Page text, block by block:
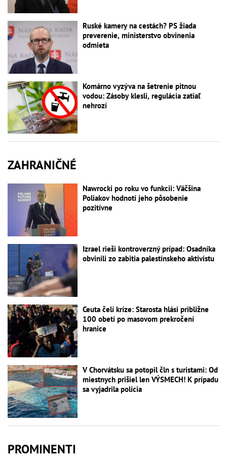
Ruské kamery na cestách? PS žiada
preverenie, ministerstvo obvinenia
odmieta
Komárno vyzýva na šetrenie pitnou
vodou: Zásoby klesli, regulácia zatiaľ
nehrozí
ZAHRANIČNÉ
Nawrocki po roku vo funkcii: Väčšina
Poliakov hodnotí jeho pôsobenie
pozitívne
Izrael rieši kontroverzný prípad: Osadníka
obvinili zo zabitia palestínskeho aktivistu
Ceuta čelí kríze: Starosta hlási približne
100 obetí po masovom prekročení
hranice
V Chorvátsku sa potopil čln s turistami: Od
miestnych prišiel len VÝSMECH! K prípadu
sa vyjadrila polícia
PROMINENTI